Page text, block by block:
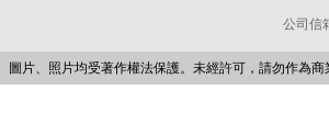
公司信
圖片、照片均受著作權法保護。未經許可，請勿作為商